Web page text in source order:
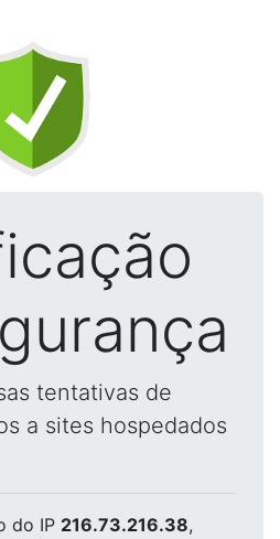
tentativas de
a sites hospedados
do IP 216.73.216.38,